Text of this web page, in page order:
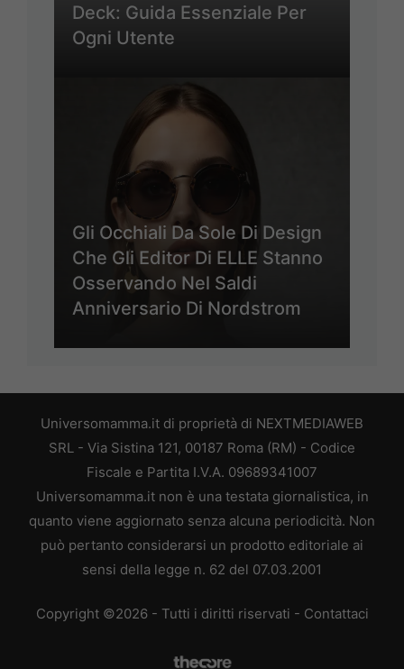
Deck: Guida Essenziale Per
Ogni Utente
Gli Occhiali Da Sole Di Design
Che Gli Editor Di ELLE Stanno
Osservando Nel Saldi
Anniversario Di Nordstrom
Universomamma.it di proprietà di NEXTMEDIAWEB
SRL - Via Sistina 121, 00187 Roma (RM) - Codice
Fiscale e Partita I.V.A. 09689341007
Universomamma.it non è una testata giornalistica, in
quanto viene aggiornato senza alcuna periodicità. Non
può pertanto considerarsi un prodotto editoriale ai
sensi della legge n. 62 del 07.03.2001
Copyright ©2026 - Tutti i diritti riservati - Contattaci